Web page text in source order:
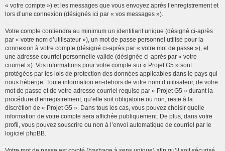
« votre compte ») et les messages que vous envoyez après l’enregistrement et
lors d’une connexion (désignés ici par « vos messages »).
Votre compte contiendra au minimum un identifiant unique (désigné ci-après
par « votre nom d’utilisateur »), un mot de passe personnel utilisé pour la
connexion à votre compte (désigné ci-après par « votre mot de passe »), et
une adresse courriel personnelle valide (désignée ci-après par « votre
courriel »). Vos informations pour votre compte sur « Projet G5 » sont
protégées par les lois de protection des données applicables dans le pays qui
nous héberge. Toute information en-dehors de votre nom d’utilisateur, de votre
mot de passe et de votre adresse courriel requise par « Projet G5 » durant la
procédure d’enregistrement, qu’elle soit obligatoire ou non, reste à la
discrétion de « Projet G5 ». Dans tous les cas, vous pouvez choisir quelle
information de votre compte sera affichée publiquement. De plus, dans votre
profil, vous pouvez souscrire ou non à l’envoi automatique de courriel par le
logiciel phpBB.